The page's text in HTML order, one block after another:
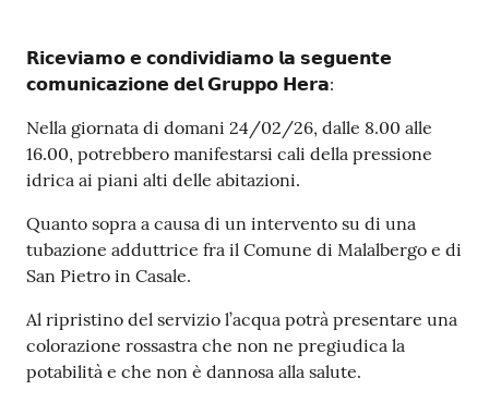
Contenuto
𝗥𝗶𝗰𝗲𝘃𝗶𝗮𝗺𝗼 𝗲 𝗰𝗼𝗻𝗱𝗶𝘃𝗶𝗱𝗶𝗮𝗺𝗼 𝗹𝗮 𝘀𝗲𝗴𝘂𝗲𝗻𝘁𝗲
𝗰𝗼𝗺𝘂𝗻𝗶𝗰𝗮𝘇𝗶𝗼𝗻𝗲 𝗱𝗲𝗹 𝗚𝗿𝘂𝗽𝗽𝗼 𝗛𝗲𝗿𝗮:
Nella giornata di domani 24/02/26, dalle 8.00 alle
16.00, potrebbero manifestarsi cali della pressione
idrica ai piani alti delle abitazioni.
Quanto sopra a causa di un intervento su di una
tubazione adduttrice fra il Comune di Malalbergo e di
San Pietro in Casale.
Al ripristino del servizio l’acqua potrà presentare una
colorazione rossastra che non ne pregiudica la
potabilità e che non è dannosa alla salute.